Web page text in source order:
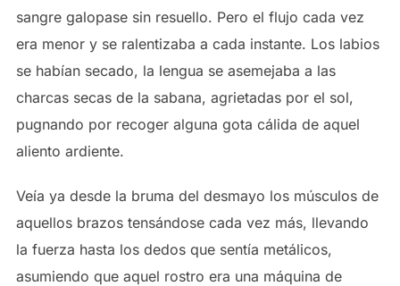
sangre galopase sin resuello. Pero el flujo cada vez
era menor y se ralentizaba a cada instante. Los labios
se habían secado, la lengua se asemejaba a las
charcas secas de la sabana, agrietadas por el sol,
pugnando por recoger alguna gota cálida de aquel
aliento ardiente.
Veía ya desde la bruma del desmayo los músculos de
aquellos brazos tensándose cada vez más, llevando
la fuerza hasta los dedos que sentía metálicos,
asumiendo que aquel rostro era una máquina de